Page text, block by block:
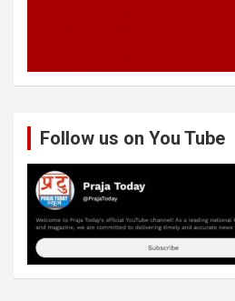
Follow us on You Tube